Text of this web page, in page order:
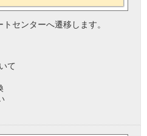
センターへ遷移します。
て